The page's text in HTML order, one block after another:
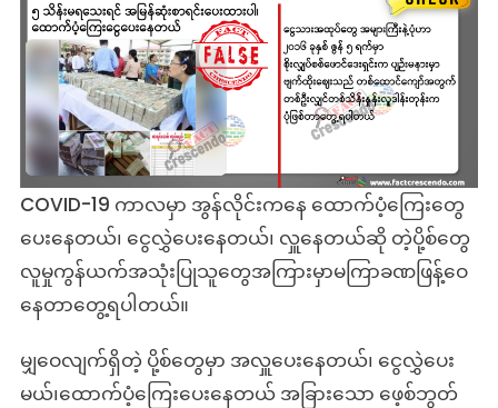
လိုင်း
ကနေ
ထောက်ပံ့ကြ
တွေ
ဆို
တဲ့
သတင်း
တု
သတင်း
များ
ဆက်တိုက်
ဖြန့်ချိ
COVID-19 ကာလမှာ အွန်လိုင်းကနေ ထောက်ပံ့ကြေးတွေ
ပေးနေတယ်၊ ငွေလွှဲပေးနေတယ်၊ လှူနေတယ်ဆို တဲ့ပို့စ်တွေ
လူမှုကွန်ယက်အသုံးပြုသူတွေအကြားမှာမကြာခဏဖြန့်ဝေ
နေတာတွေ့ရပါတယ်။
မျှဝေလျက်ရှိတဲ့ ပို့စ်တွေမှာ အလှူပေးနေတယ်၊ ငွေလွှဲပေး
မယ်၊ထောက်ပံ့ကြေးပေးနေတယ် အခြားသော ဖေ့စ်ဘွတ်